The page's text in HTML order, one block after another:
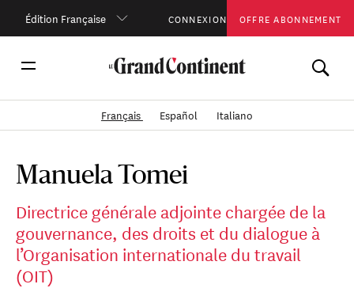
Édition Française CONNEXION OFFRE ABONNEMENT
Français Español Italiano
Manuela Tomei
Directrice générale adjointe chargée de la
gouvernance, des droits et du dialogue à
l’Organisation internationale du travail
(OIT)